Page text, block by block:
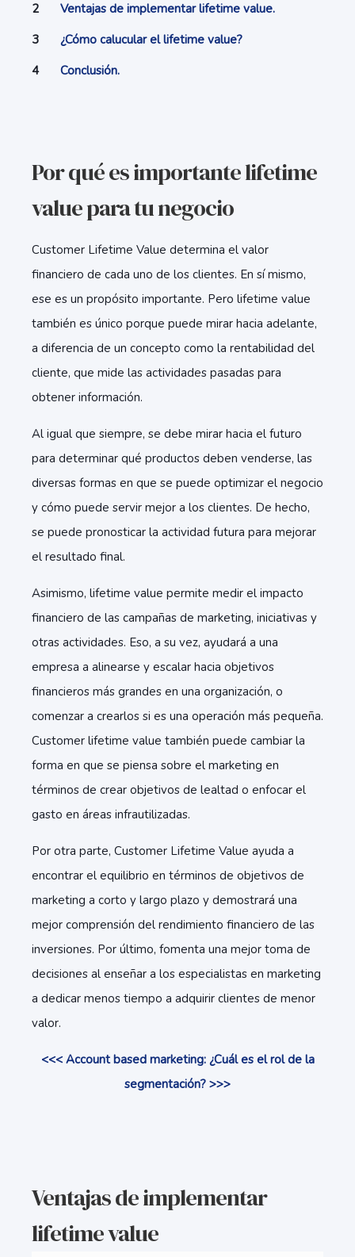
Ventajas de implementar lifetime value.
¿Cómo calucular el lifetime value?
Conclusión.
Por qué es importante lifetime
value para tu negocio
Customer Lifetime Value determina el valor
financiero de cada uno de los clientes. En sí mismo,
ese es un propósito importante. Pero lifetime value
también es único porque puede mirar hacia adelante,
a diferencia de un concepto como la rentabilidad del
cliente, que mide las actividades pasadas para
obtener información.
Al igual que siempre, se debe mirar hacia el futuro
para determinar qué productos deben venderse, las
diversas formas en que se puede optimizar el negocio
y cómo puede servir mejor a los clientes. De hecho,
se puede pronosticar la actividad futura para mejorar
el resultado final.
Asimismo, lifetime value permite medir el impacto
financiero de las campañas de marketing, iniciativas y
otras actividades. Eso, a su vez, ayudará a una
empresa a alinearse y escalar hacia objetivos
financieros más grandes en una organización, o
comenzar a crearlos si es una operación más pequeña.
Customer lifetime value también puede cambiar la
forma en que se piensa sobre el marketing en
términos de crear objetivos de lealtad o enfocar el
gasto en áreas infrautilizadas.
Por otra parte, Customer Lifetime Value ayuda a
encontrar el equilibrio en términos de objetivos de
marketing a corto y largo plazo y demostrará una
mejor comprensión del rendimiento financiero de las
inversiones. Por último, fomenta una mejor toma de
decisiones al enseñar a los especialistas en marketing
a dedicar menos tiempo a adquirir clientes de menor
valor.
<<< Account based marketing: ¿Cuál es el rol de la
segmentación? >>>
Ventajas de implementar
lifetime value